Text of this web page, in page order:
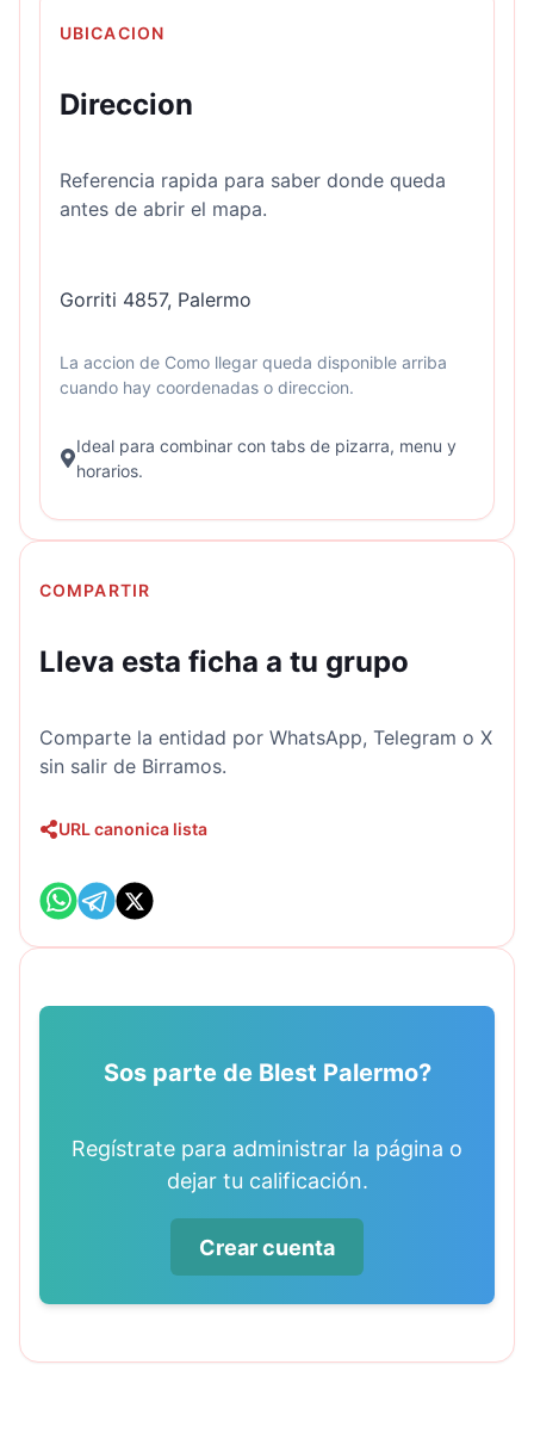
UBICACION
Direccion
Referencia rapida para saber donde queda
antes de abrir el mapa.
Gorriti 4857, Palermo
La accion de Como llegar queda disponible arriba
cuando hay coordenadas o direccion.
Ideal para combinar con tabs de pizarra, menu y
horarios.
COMPARTIR
Lleva esta ficha a tu grupo
Comparte la entidad por WhatsApp, Telegram o X
sin salir de Birramos.
URL canonica lista
Sos parte de Blest Palermo?
Regístrate para administrar la página o
dejar tu calificación.
Crear cuenta